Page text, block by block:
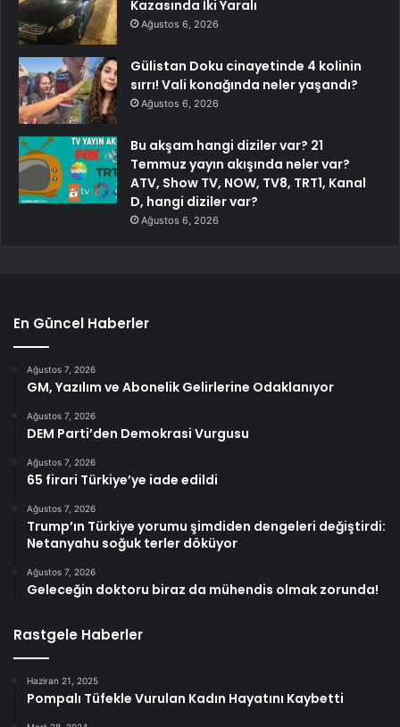
Kazasında İki Yaralı
Ağustos 6, 2026
Gülistan Doku cinayetinde 4 kolinin
sırrı! Vali konağında neler yaşandı?
Ağustos 6, 2026
Bu akşam hangi diziler var? 21
Temmuz yayın akışında neler var?
ATV, Show TV, NOW, TV8, TRT1, Kanal
D, hangi diziler var?
Ağustos 6, 2026
En Güncel Haberler
Ağustos 7, 2026
GM, Yazılım ve Abonelik Gelirlerine Odaklanıyor
Ağustos 7, 2026
DEM Parti’den Demokrasi Vurgusu
Ağustos 7, 2026
65 firari Türkiye’ye iade edildi
Ağustos 7, 2026
Trump’ın Türkiye yorumu şimdiden dengeleri değiştirdi:
Netanyahu soğuk terler döküyor
Ağustos 7, 2026
Geleceğin doktoru biraz da mühendis olmak zorunda!
Rastgele Haberler
Haziran 21, 2025
Pompalı Tüfekle Vurulan Kadın Hayatını Kaybetti